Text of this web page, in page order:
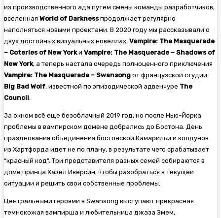
из производственного ада путем смены команды разработчиков,
вселенная World of Darknessпродолжает регулярно
наполняться новыми проектами. В 2020 году мы рассказывали о
двух достойных визуальных новеллах, Vampire: The Masquerade
– Coteries of New Yorkи Vampire: The Masquerade – Shadows of
New York, а теперь настала очередь полноценного приключения
Vampire: The Masquerade – Swansong от французской студии
Big Bad Wolf, известной по эпизодической адвенчуре The
Council
За окном всё еще безоблачный 2019 год, но после Нью-Йорка
проблемы в вампирском домене добрались до Бостона. День
празднования объединения бостонской Камарильи и колдунов
из Хартфорда идет не по плану, в результате чего срабатывает
“красный код”. Три представителя разных семей собираются в
доме принца Хазел Иверсин, чтобы разобраться в текущей
ситуации и решить свои собственные проблемы.
Центральными героями в Swansong выступают прекрасная
темнокожая вампирша и любительница джаза Эмем,